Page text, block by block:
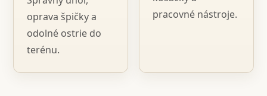
oprava špičky a
odolné ostrie do
terénu.
pracovné nástroje.